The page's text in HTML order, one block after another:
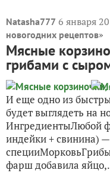
Natasha777 6 января
новогодних рецептов»
Мясные
грибами с
И еще одно из
будет выглядеть на
ИнгредиентыЛюбой
индейки + свинина)
фарш добавила